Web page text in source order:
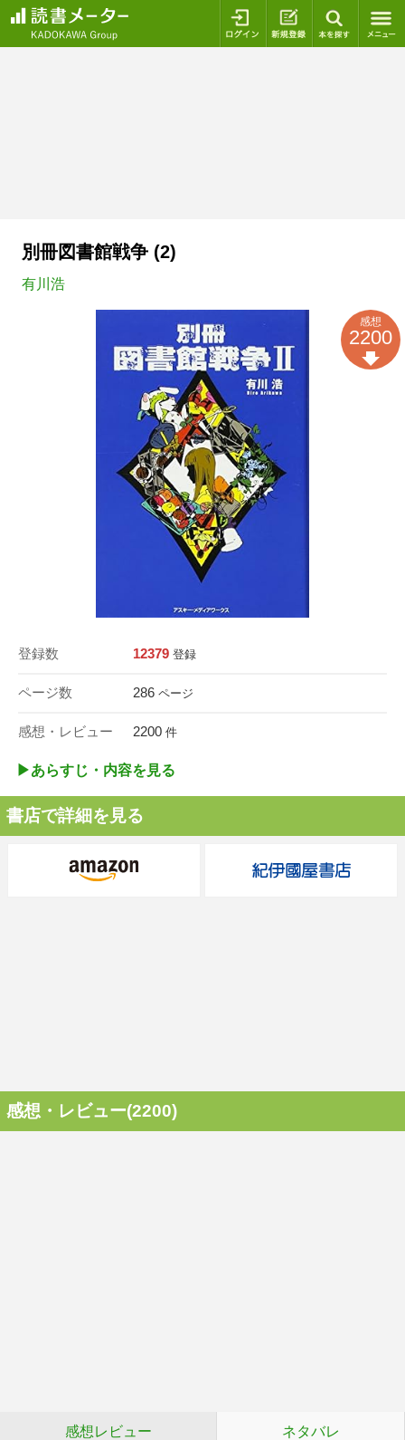
ログイン 新規登録
別冊図書館戦争 (2)
有川浩
登録数 12379 登録
ページ数 286 ページ
感想・レビュー 2200 件
感想
2200
▶︎あらすじ・内容を見る
書店で詳細を見る
感想・レビュー(2200)
感想レビュー ネタバレ